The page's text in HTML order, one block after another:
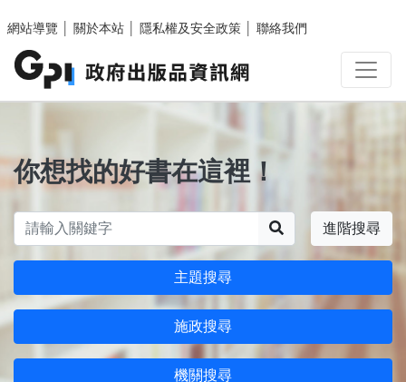
網站導覽
關於本站 隱私權及安全政策 聯絡我們
你想找的好書在這裡！
進階搜尋
主題搜尋
施政搜尋
機關搜尋